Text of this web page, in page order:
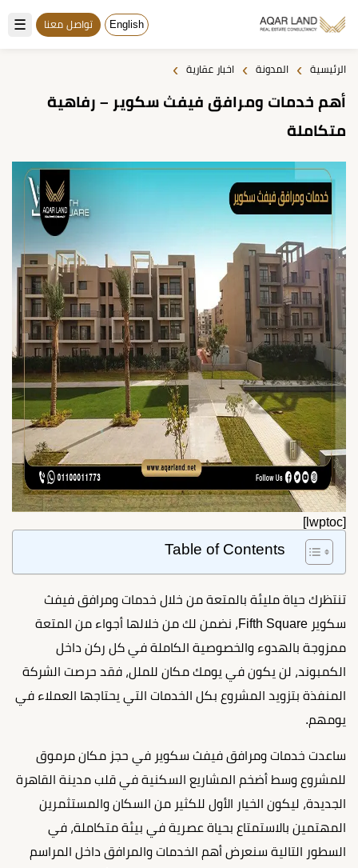
☰ English تواصل معنا
الرئيسية › المدونة › اخبار عقارية ›
أهم خدمات ومرافق فيفث سكوير – رفاهية
متكاملة
[lwptoc]
Table of Contents
تنتظرك حياة مليئة بالمتعة من خلال خدمات ومرافق فيفث
سكوير Fifth Square، نضمن لك من خلالها أجواء من المتعة
ممزوجة بالهدوء والخصوصية الكاملة في كل ركن داخل
الكمبوند، لن يكون في يومك مكان للملل، فقد حرصت الشركة
المنفذة بتزويد المشروع بكل الخدمات التي يحتاجها العملاء في
يومهم.
ساعدت خدمات ومرافق فيفث سكوير في حجز مكان مرموق
للمشروع وسط أضخم المشاريع السكنية في قلب مدينة القاهرة
الجديدة، ليكون الخيار الأول للكثير من السكان والمستثمرين
المهتمين بالاستمتاع بحياة عصرية في بيئة متكاملة، في
السطور التالية سنعرض أهم الخدمات والمرافق داخل المراسم